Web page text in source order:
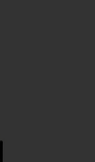
렌징티슈